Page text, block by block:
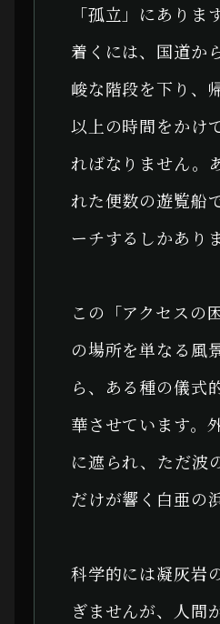
「孤立」にありま
着くには、国道か
峻な階段を下り、
以上の時間をかけ
ればなりません。
れた便数の遊覧船
ーチするしかあり
この「アクセスの
の場所を単なる風
ら、ある種の儀式
華させています。
に遮られ、ただ波
だけが響く白亜の浜
科学的には凝灰岩
ぎませんが、人間